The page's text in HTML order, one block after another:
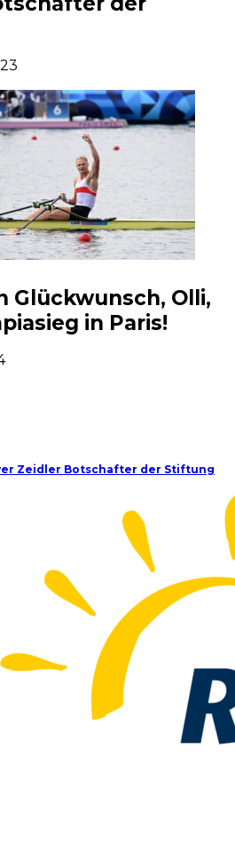
Glückwunsch, Olli,
in Paris!
Zeidler Botschafter der Stiftung